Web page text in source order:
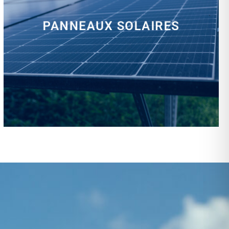
PANNEAUX SOLAIRES
installation, rénovation, dépannage…